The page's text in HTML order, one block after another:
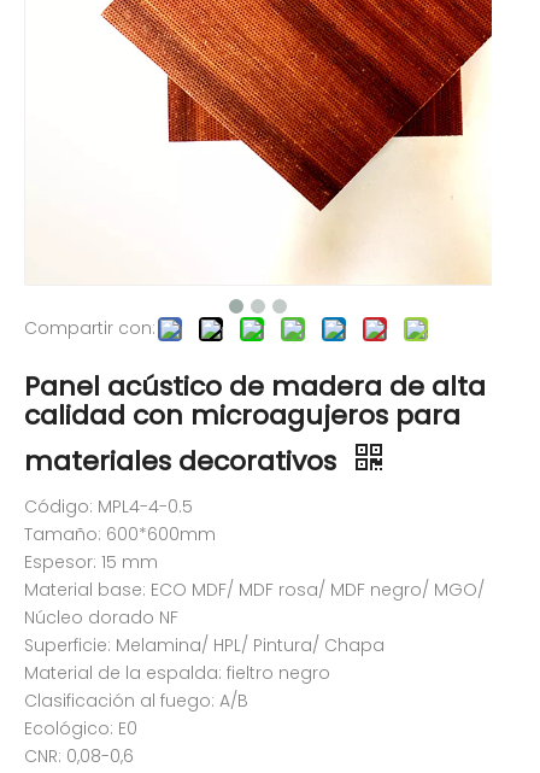
Compartir con:
Panel acústico de madera de alta
calidad con microagujeros para
materiales decorativos
Código: MPL4-4-0.5
Tamaño: 600*600mm
Espesor: 15 mm
Material base: ECO MDF/ MDF rosa/ MDF negro/ MGO/
Núcleo dorado NF
Superficie: Melamina/ HPL/ Pintura/ Chapa
Material de la espalda: fieltro negro
Clasificación al fuego: A/B
Ecológico: E0
CNR: 0,08-0,6